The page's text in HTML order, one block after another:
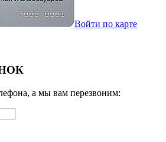
Войти по карте
а мы вам перезвоним: